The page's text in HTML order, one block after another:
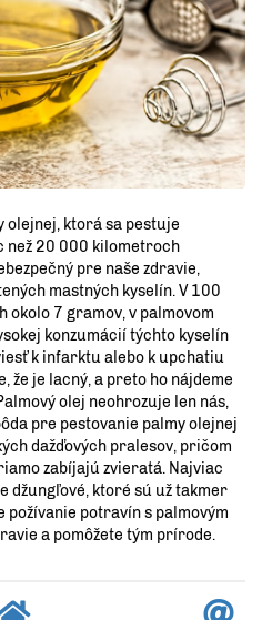
olejnej, ktorá sa pestuje
než 20 000 kilometroch
pre naše zdravie,
mastných kyselín. V 100
okolo 7 gramov, v palmovom
konzumácií týchto kyselín
k infarktu alebo k upchatiu
že je lacný, a preto ho nájdeme
olej neohrozuje len nás,
pre pestovanie palmy olejnej
dažďových pralesov, pričom
zabíjajú zvieratá. Najviac
džungľové, ktoré sú už takmer
požívanie potravín s palmovým
a pomôžete tým prírode.